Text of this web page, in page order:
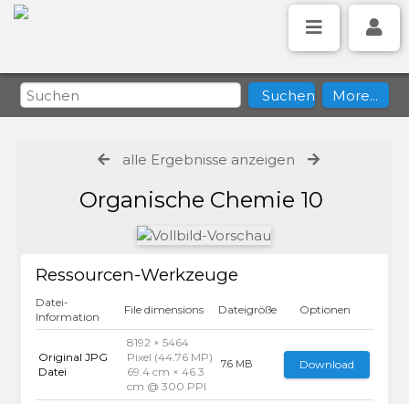
alle Ergebnisse anzeigen
Organische Chemie 10
Ressourcen-Werkzeuge
Datei-
Information
File dimensions Dateigröße Optionen
Original JPG
Datei
8192 × 5464
Pixel (44.76 MP)
69.4 cm × 46.3
cm @ 300 PPI
7.6 MB Download